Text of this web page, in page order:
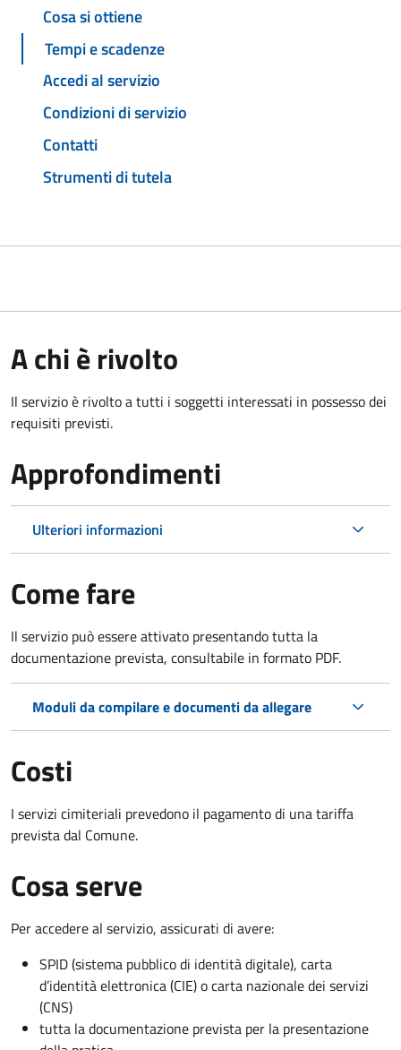
Cosa si ottiene
Tempi e scadenze
Accedi al servizio
Condizioni di servizio
Contatti
Strumenti di tutela
A chi è rivolto
Il servizio è rivolto a tutti i soggetti interessati in possesso dei
requisiti previsti.
Approfondimenti
Ulteriori informazioni
Come fare
Il servizio può essere attivato presentando tutta la
documentazione prevista, consultabile in formato PDF.
Moduli da compilare e documenti da allegare
Costi
I servizi cimiteriali prevedono il pagamento di una tariffa
prevista dal Comune.
Cosa serve
Per accedere al servizio, assicurati di avere:
SPID (sistema pubblico di identità digitale), carta
d’identità elettronica (CIE) o carta nazionale dei servizi
(CNS)
tutta la documentazione prevista per la presentazione